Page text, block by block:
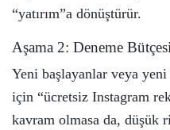
“yatırım”a dönüştürür.
Aşama 2: Deneme
Yeni başlayanlar veya
için “ücretsiz Instagram
kavram olmasa da, düşük